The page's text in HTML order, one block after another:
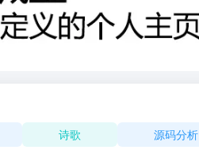
诗歌 源码分析